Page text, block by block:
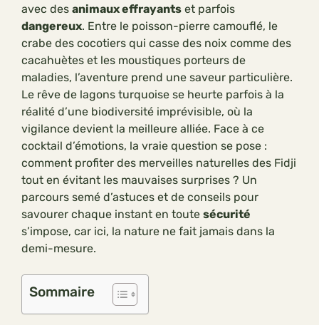
avec des animaux effrayants et parfois
dangereux. Entre le poisson-pierre camouflé, le
crabe des cocotiers qui casse des noix comme des
cacahuètes et les moustiques porteurs de
maladies, l’aventure prend une saveur particulière.
Le rêve de lagons turquoise se heurte parfois à la
réalité d’une biodiversité imprévisible, où la
vigilance devient la meilleure alliée. Face à ce
cocktail d’émotions, la vraie question se pose :
comment profiter des merveilles naturelles des Fidji
tout en évitant les mauvaises surprises ? Un
parcours semé d’astuces et de conseils pour
savourer chaque instant en toute sécurité
s’impose, car ici, la nature ne fait jamais dans la
demi-mesure.
Sommaire